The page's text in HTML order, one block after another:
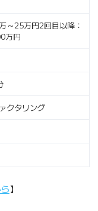
～25万円2回目以降：
万円
クタリング
】